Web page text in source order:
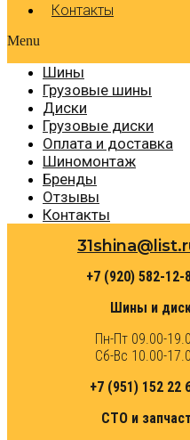
Контакты
Menu
Шины
Грузовые шины
Диски
Грузовые диски
Оплата и доставка
Шиномонтаж
Бренды
Отзывы
Контакты
+7 (920) 582-12-
Шины и
Пн-Пт 09.00-
Сб-Вс 10.00-
+7 (951) 152 22
СТО и